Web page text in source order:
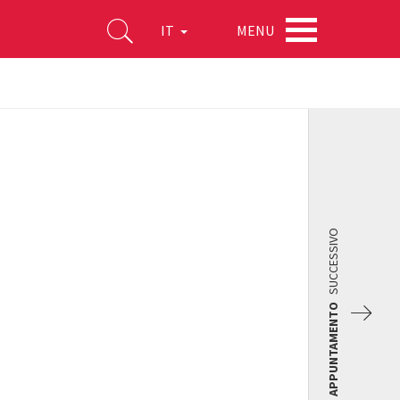
IT MENU
APPUNTAMENTO
SUCCESSIVO